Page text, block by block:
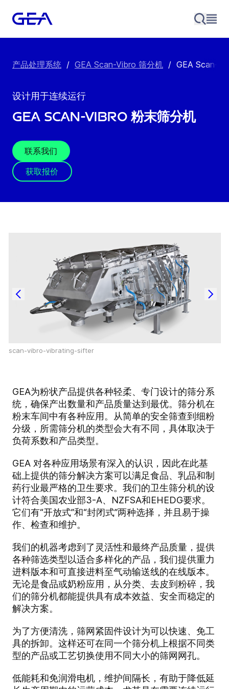
产品处理系统 / GEA Scan-Vibro 筛分机 / GEA Scan-
设计用于连续运行
GEA Scan-Vibro 粉末筛分机
联系我们
获取报价
scan-vibro-vibrating-sifter
GEA为粉状产品提供各种轻柔、专门设计的筛分系
统，确保产出数量和产品质量达到最优。筛分机在
粉末车间中有各种应用。从简单的安全筛查到细粉
分级，所需筛分机的类型会大有不同，具体取决于
负荷系数和产品类型。
GEA 对各种应用场景有深入的认识，因此在此基
础上提供的筛分解决方案可以满足食品、乳品和制
药行业最严格的卫生要求。我们的卫生筛分机的设
计符合美国农业部3-A、NZFSA和EHEDG要求。
它们有“开放式”和“封闭式”两种选择，并且易于操
作、检查和维护。
我们的机器考虑到了灵活性和最终产品质量，提供
各种筛选类型以适合多样化的产品，我们提供重力
进料版本和可直接进料至气动输送线的在线版本。
无论是食品或奶粉应用，从分类、去皮到粉碎，我
们的筛分机都能提供具有成本效益、安全而稳定的
解决方案。
为了方便清洗，筛网紧固件设计为可以快速、免工
具的拆卸。这样还可在同一个筛分机上根据不同类
型的产品或工艺切换使用不同大小的筛网网孔。
低能耗和免润滑电机，维护间隔长，有助于降低延